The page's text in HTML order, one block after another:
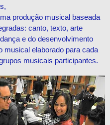
produção musical baseada
canto, texto, arte
e do desenvolvimento
musical elaborado para cada
musicais participantes.